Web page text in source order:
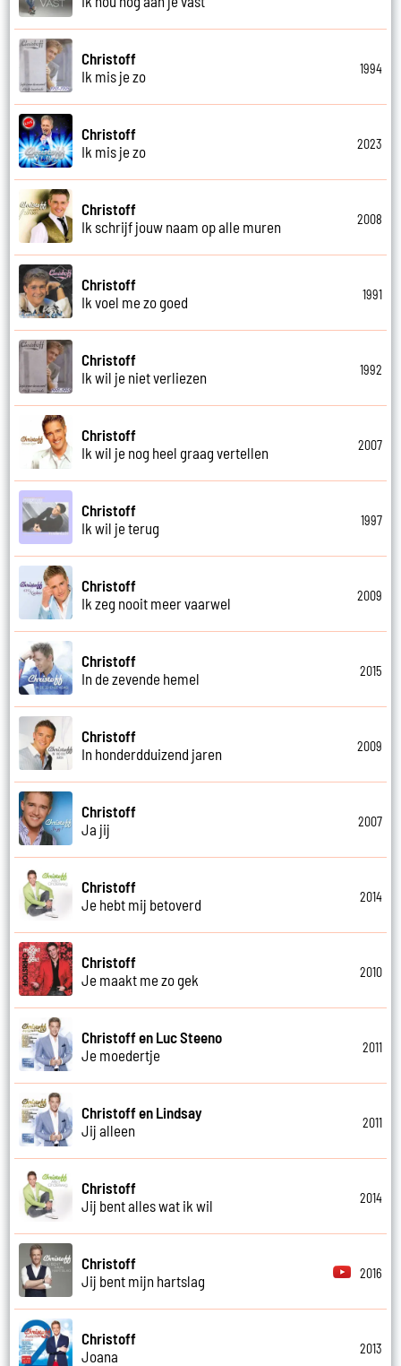
Christoff
Ik mis je zo
1994
Christoff
Ik mis je zo
2023
Christoff
Ik schrijf jouw naam op alle muren
2008
Christoff
Ik voel me zo goed
1991
Christoff
Ik wil je niet verliezen
1992
Christoff
Ik wil je nog heel graag vertellen
2007
Christoff
Ik wil je terug
1997
Christoff
Ik zeg nooit meer vaarwel
2009
Christoff
In de zevende hemel
2015
Christoff
In honderdduizend jaren
2009
Christoff
Ja jij
2007
Christoff
Je hebt mij betoverd
2014
Christoff
Je maakt me zo gek
2010
Christoff en Luc Steeno
Je moedertje
2011
Christoff en Lindsay
Jij alleen
2011
Christoff
Jij bent alles wat ik wil
2014
Christoff
Jij bent mijn hartslag
2016
Christoff
Joana
2013